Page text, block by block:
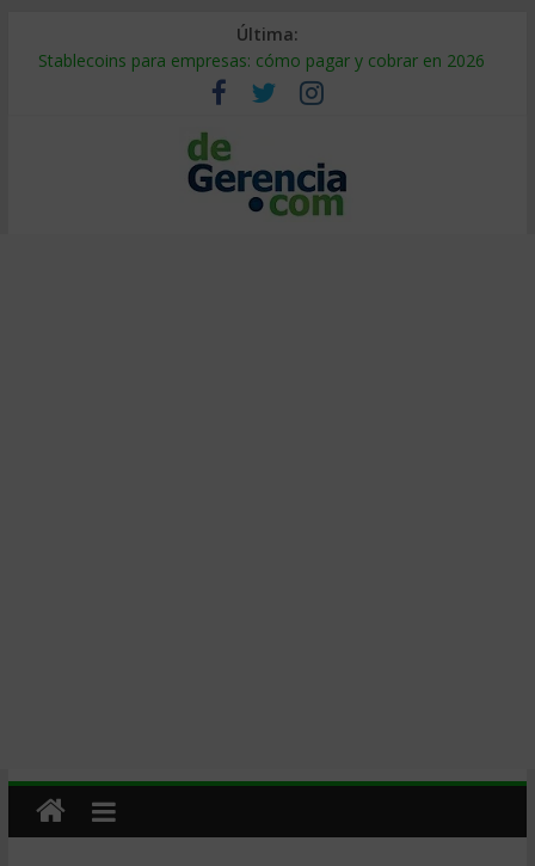
Última:
Stablecoins para empresas: cómo pagar y cobrar en 2026
Despido silencioso: qué es y por qué sale tan caro
IA en selección de personal: cómo auditarla a tiempo
Trabajo forzoso en la cadena de suministro: qué hacer
Mercado hispano de EE. UU.: cómo segmentarlo y venderle